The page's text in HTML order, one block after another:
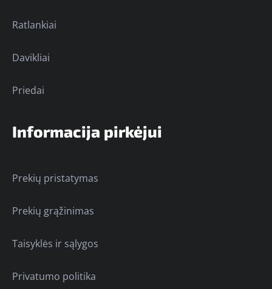
Ratlankiai
Davikliai
Priedai
Informacija pirkėjui
Prekių pristatymas
Prekių grąžinimas
Taisyklės ir sąlygos
Privatumo politika